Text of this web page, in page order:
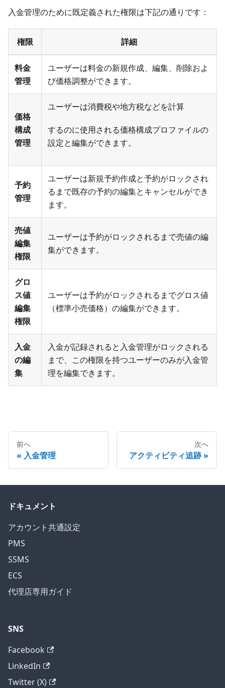
入金管理のために既定義された権限は下記の通りです：
権限 詳細
料金
管理
ユーザーは料金の新規作成、編集、削除およ
び価格調整ができます。
価格
構成
管理
ユーザーは消費税や地方税などを計算
するのに使用される価格構成プロファイルの
設定と編集ができます。
予約
管理
ユーザーは新規予約作成と予約がロックされ
るまで既存の予約の編集とキャンセルができ
ます。
売値
編集
権限
ユーザーは予約がロックされるまで売値の編
集ができます。
グロ
ス値
編集
権限
ユーザーは予約がロックされるまでグロス値
（標準小売価格）の編集ができます。
入金
の編
集
入金が記録されると入金管理がロックされる
まで、この権限を持つユーザーのみが入金管
理を編集できます。
前へ
入金管理
次へ
アクティビティ追跡
ドキュメント
アカウント共通設定
PMS
SSMS
ECS
代理店専用ガイド
SNS
Facebook
LinkedIn
Twitter (X)